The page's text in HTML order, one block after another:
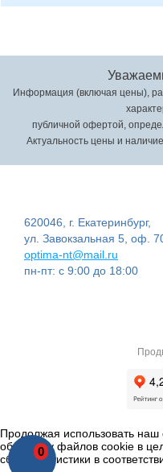
0
Информация (включая цены),
публичной офертой,
Актуальность цены и
620046, г. Екатеринбург,
ул. Завокзальная 5, оф.
optima-nt@mail.ru
пн-пт: с 9:00 до 18:00
Продолжая использовать наш
обработку файлов cookie в
сбора статистики в